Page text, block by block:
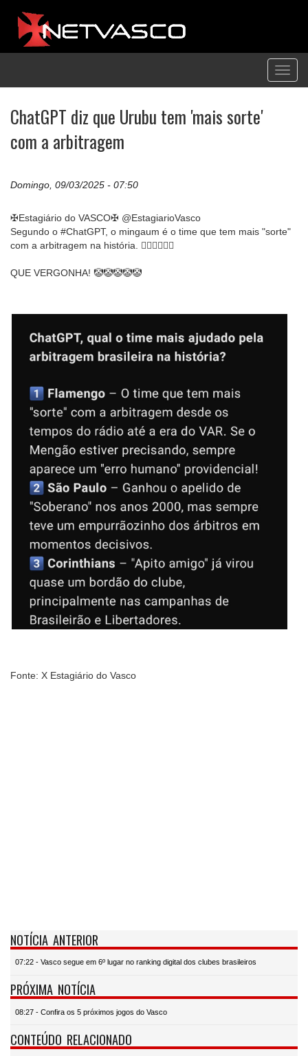
ChatGPT diz que Urubu tem 'mais sorte'
com a arbitragem
Domingo, 09/03/2025 - 07:50
✠Estagiário do VASCO✠ @EstagiarioVasco
Segundo o #ChatGPT, o mingaum é o time que tem mais "sorte"
com a arbitragem na história. 🤷‍♂️🤷‍♂️🤷‍♂️
QUE VERGONHA! 🤡🤡🤡🤡🤡
Fonte: X Estagiário do Vasco
NOTÍCIA ANTERIOR
07:22 - Vasco segue em 6º lugar no ranking digital dos clubes brasileiros
PRÓXIMA NOTÍCIA
08:27 - Confira os 5 próximos jogos do Vasco
CONTEÚDO RELACIONADO